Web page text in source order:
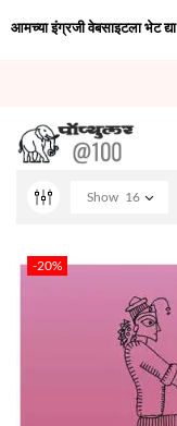
आमच्या इंग्रजी वेबसाइटला भेट द्या
Show 16
-20%